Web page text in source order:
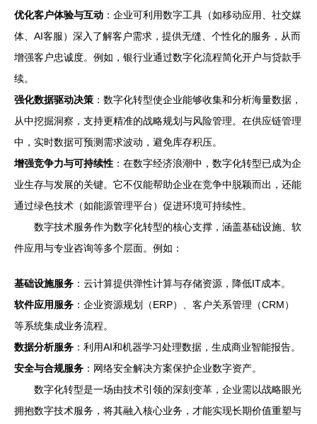
优化客户体验与互动 ：企业可利用数字工具（如移动应用、社交媒
体、AI客服）深入了解客户需求，提供无缝、个性化的服务，从而
增强客户忠诚度。例如，银行业通过数字化流程简化开户与贷款手
续。
强化数据驱动决策 ：数字化转型使企业能够收集和分析海量数据，
从中挖掘洞察，支持更精准的战略规划与风险管理。在供应链管理
中，实时数据可预测需求波动，避免库存积压。
增强竞争力与可持续性 ：在数字经济浪潮中，数字化转型已成为企
业生存与发展的关键。它不仅能帮助企业在竞争中脱颖而出，还能
通过绿色技术（如能源管理平台）促进环境可持续性。
数字技术服务作为数字化转型的核心支撑，涵盖基础设施、软
件应用与专业咨询等多个层面。例如：
基础设施服务 ：云计算提供弹性计算与存储资源，降低IT成本。
软件应用服务 ：企业资源规划（ERP）、客户关系管理（CRM）
等系统集成业务流程。
数据分析服务 ：利用AI和机器学习处理数据，生成商业智能报告。
安全与合规服务 ：网络安全解决方案保护企业数字资产。
数字化转型是一场由技术引领的深刻变革，企业需以战略眼光
拥抱数字技术服务，将其融入核心业务，才能实现长期价值重塑与